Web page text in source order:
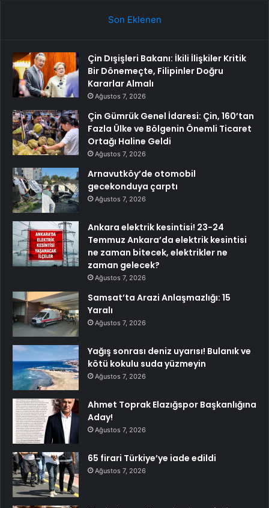
Son Eklenen
Çin Dışişleri Bakanı: İkili İlişkiler Kritik
Bir Dönemeçte, Filipinler Doğru
Kararlar Almalı
Ağustos 7, 2026
Çin Gümrük Genel İdaresi: Çin, 160’tan
Fazla Ülke ve Bölgenin Önemli Ticaret
Ortağı Haline Geldi
Ağustos 7, 2026
Arnavutköy’de otomobil
gecekonduya çarptı
Ağustos 7, 2026
Ankara elektrik kesintisi! 23-24
Temmuz Ankara’da elektrik kesintisi
ne zaman bitecek, elektrikler ne
zaman gelecek?
Ağustos 7, 2026
Samsat’ta Arazi Anlaşmazlığı: 15
Yaralı
Ağustos 7, 2026
Yağış sonrası deniz uyarısı! Bulanık ve
kötü kokulu suda yüzmeyin
Ağustos 7, 2026
Ahmet Toprak Elazığspor Başkanlığına
Aday!
Ağustos 7, 2026
65 firari Türkiye’ye iade edildi
Ağustos 7, 2026